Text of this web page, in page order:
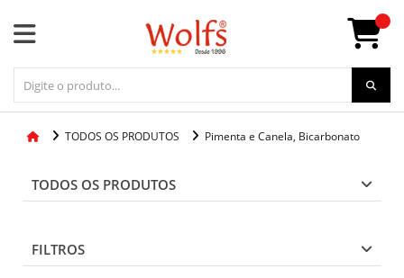
TODOS OS PRODUTOS Pimenta e Canela, Bicarbonato
TODOS OS PRODUTOS
FILTROS